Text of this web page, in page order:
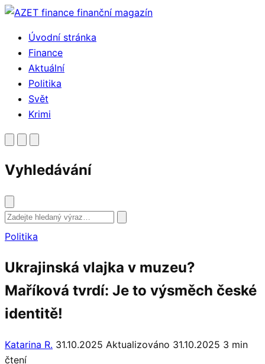
Přejít
obsahuÚvodní stránka
Finance
Aktuální
Politika
Svět
Krimi
Vyhledávání
Vyhledat
Politika
Ukrajinská vlajka v muzeu?
Maříková tvrdí: Je to výsměch české
identitě!
Katarina R. 31.10.2025 Aktualizováno 31.10.2025 3 min
čtení